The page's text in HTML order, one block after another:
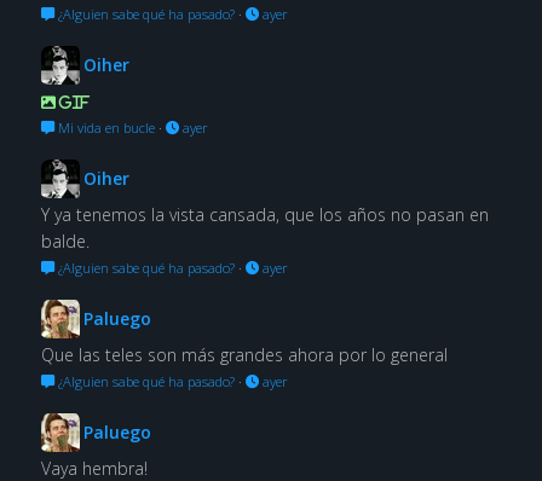
¿Alguien sabe qué ha pasado?· ayer
Oiher
GIF
Mi vida en bucle· ayer
Oiher
Y ya tenemos la vista cansada, que los años no pasan en
balde.
¿Alguien sabe qué ha pasado?· ayer
Paluego
Que las teles son más grandes ahora por lo general
¿Alguien sabe qué ha pasado?· ayer
Paluego
Vaya hembra!